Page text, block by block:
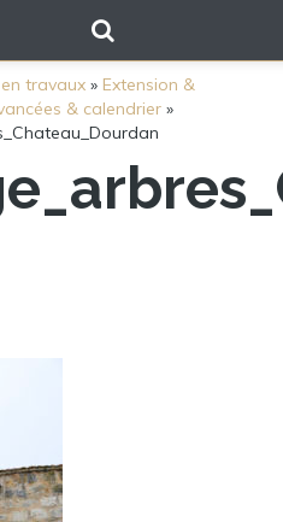
travaux» Extension &
& calendrier»